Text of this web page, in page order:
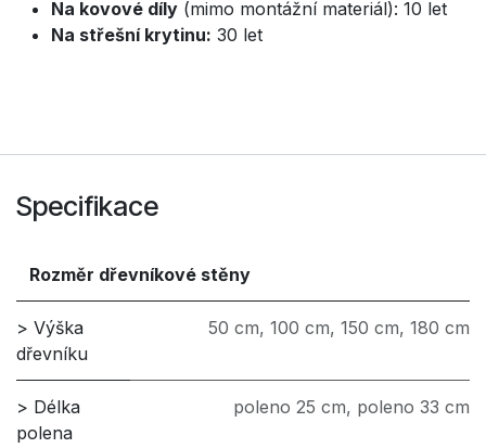
Na kovové díly (mimo montážní materiál): 10 let
Na střešní krytinu: 30 let
Specifikace
Rozměr dřevníkové stěny
> Výška
dřevníku
50 cm, 100 cm, 150 cm, 180 cm
> Délka
polena
poleno 25 cm, poleno 33 cm